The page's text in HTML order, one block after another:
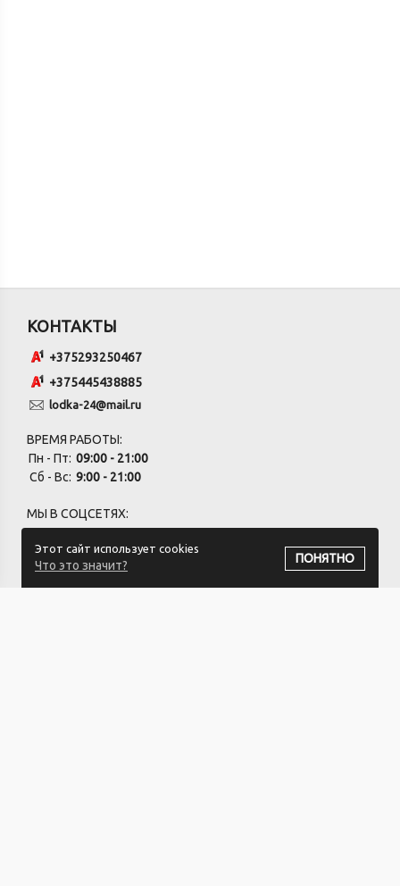
Этот сайт использует cookies
Что это значит?
ПОНЯТНО
КОНТАКТЫ
+375293250467
+375445438885
lodka-24@mail.ru
ВРЕМЯ РАБОТЫ:
Пн - Пт: 09:00 - 21:00
Сб - Вс: 9:00 - 21:00
МЫ В СОЦСЕТЯХ: